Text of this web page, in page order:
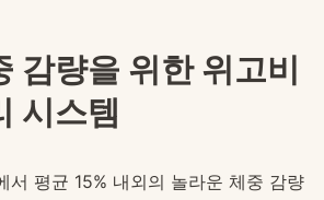
감량을 위한 위고비
시스템
서 평균 15% 내외의 놀라운 체중 감량